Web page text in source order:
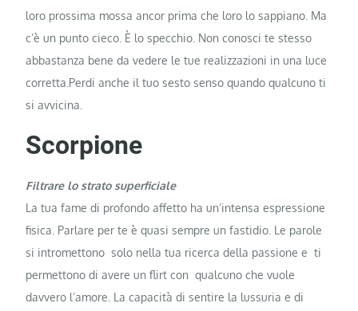
loro prossima mossa ancor prima che loro lo sappiano. Ma
c’è un punto cieco. È lo specchio. Non conosci te stesso
abbastanza bene da vedere le tue realizzazioni in una luce
corretta.Perdi anche il tuo sesto senso quando qualcuno ti
si avvicina.
Scorpione
Filtrare lo strato superficiale
La tua fame di profondo affetto ha un’intensa espressione
fisica. Parlare per te è quasi sempre un fastidio. Le parole
si intromettono solo nella tua ricerca della passione e ti
permettono di avere un flirt con qualcuno che vuole
davvero l’amore. La capacità di sentire la lussuria e di